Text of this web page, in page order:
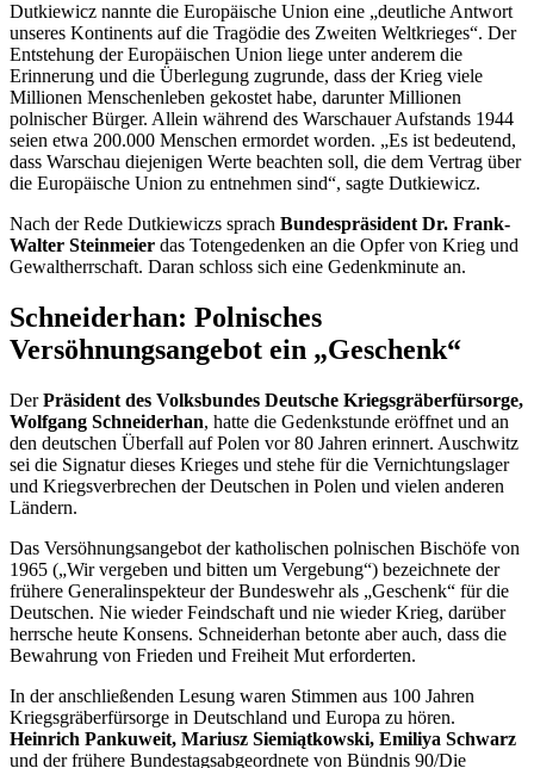
Dutkiewicz nannte die Europäische Union eine „deutliche Antwort
unseres Kontinents auf die Tragödie des Zweiten Weltkrieges“. Der
Entstehung der Europäischen Union liege unter anderem die
Erinnerung und die Überlegung zugrunde, dass der Krieg viele
Millionen Menschenleben gekostet habe, darunter Millionen
polnischer Bürger. Allein während des Warschauer Aufstands 1944
seien etwa 200.000 Menschen ermordet worden. „Es ist bedeutend,
dass Warschau diejenigen Werte beachten soll, die dem Vertrag über
die Europäische Union zu entnehmen sind“, sagte Dutkiewicz.
Nach der Rede Dutkiewiczs sprach Bundespräsident Dr. Frank-
Walter Steinmeier das Totengedenken an die Opfer von Krieg und
Gewaltherrschaft. Daran schloss sich eine Gedenkminute an.
Schneiderhan: Polnisches
Versöhnungsangebot ein „Geschenk“
DerPräsident des Volksbundes Deutsche Kriegsgräberfürsorge,
Wolfgang Schneiderhan, hatte die Gedenkstunde eröffnet und an
den deutschen Überfall auf Polen vor 80 Jahren erinnert. Auschwitz
sei die Signatur dieses Krieges und stehe für die Vernichtungslager
und Kriegsverbrechen der Deutschen in Polen und vielen anderen
Ländern.
Das Versöhnungsangebot der katholischen polnischen Bischöfe von
1965 („Wir vergeben und bitten um Vergebung“) bezeichnete der
frühere Generalinspekteur der Bundeswehr als „Geschenk“ für die
Deutschen. Nie wieder Feindschaft und nie wieder Krieg, darüber
herrsche heute Konsens. Schneiderhan betonte aber auch, dass die
Bewahrung von Frieden und Freiheit Mut erforderten.
In der anschließenden Lesung waren Stimmen aus 100 Jahren
Kriegsgräberfürsorge in Deutschland und Europa zu hören.
Heinrich Pankuweit, Mariusz Siemiątkowski, Emiliya Schwarz
und der frühere Bundestagsabgeordnete von Bündnis 90/Die